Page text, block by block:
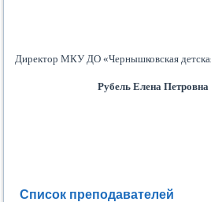
Директор МКУ ДО «Чернышковская
Рубель Елена Петровна
Список преподавателей